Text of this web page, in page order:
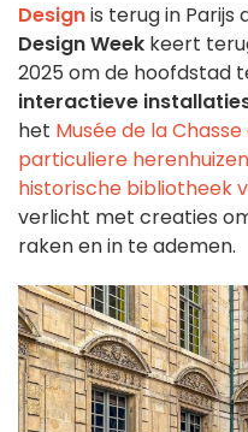
Designis terug in Parijs
Design Week keert
2025 om de hoofdstad
interactieve
het Musée de la
particuliere
historische bibliotheek
verlicht met creaties
raken en in te ademen.